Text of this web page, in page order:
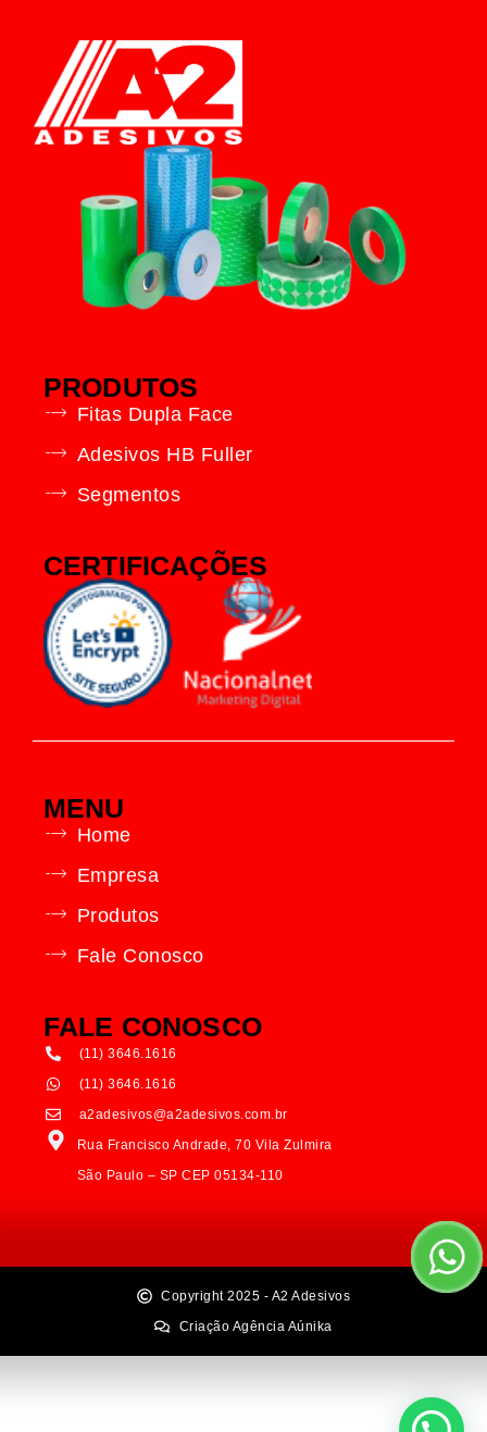
PRODUTOS
Fitas Dupla Face
Adesivos HB Fuller
Segmentos
CERTIFICAÇÕES
MENU
Home
Empresa
Produtos
Fale Conosco
FALE CONOSCO
(11) 3646.1616
(11) 3646.1616
a2adesivos@a2adesivos.com.br
Rua Francisco Andrade, 70 Vila Zulmira
São Paulo – SP CEP 05134-110
Copyright 2025 - A2 Adesivos
Criação Agência Aúnika